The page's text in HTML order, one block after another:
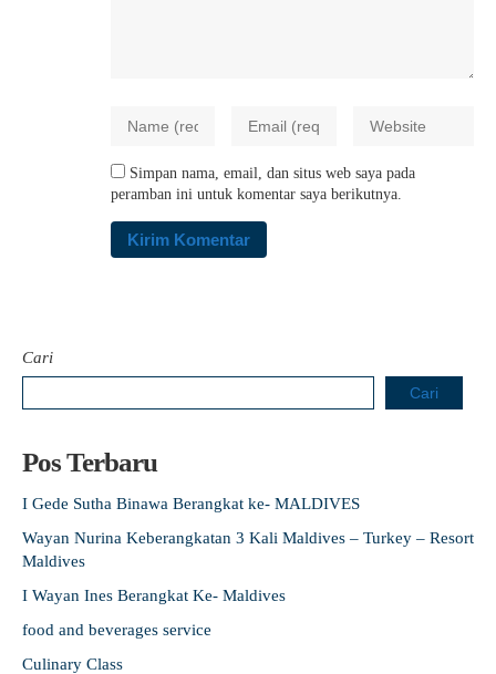
Simpan nama, email, dan situs web saya pada
peramban ini untuk komentar saya berikutnya.
Cari
Cari
Pos Terbaru
I Gede Sutha Binawa Berangkat ke- MALDIVES
Wayan Nurina Keberangkatan 3 Kali Maldives – Turkey – Resort
Maldives
I Wayan Ines Berangkat Ke- Maldives
food and beverages service
Culinary Class